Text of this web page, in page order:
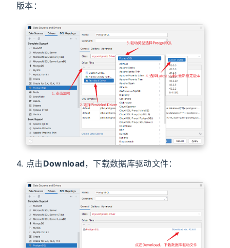
版本：
4. 点击Download，下载数据库驱动文件：